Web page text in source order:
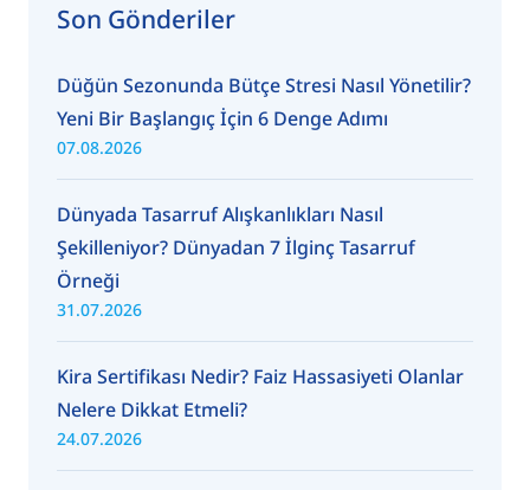
Son Gönderiler
Düğün Sezonunda Bütçe Stresi Nasıl Yönetilir?
Yeni Bir Başlangıç İçin 6 Denge Adımı
07.08.2026
Dünyada Tasarruf Alışkanlıkları Nasıl
Şekilleniyor? Dünyadan 7 İlginç Tasarruf
Örneği
31.07.2026
Kira Sertifikası Nedir? Faiz Hassasiyeti Olanlar
Nelere Dikkat Etmeli?
24.07.2026